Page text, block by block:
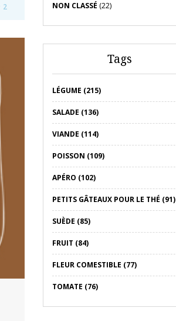
2 NON CLASSÉ (22)
Tags
LÉGUME (215)
SALADE (136)
VIANDE (114)
POISSON (109)
APÉRO (102)
PETITS GÂTEAUX POUR LE THÉ (91)
SUÈDE (85)
FRUIT (84)
FLEUR COMESTIBLE (77)
TOMATE (76)